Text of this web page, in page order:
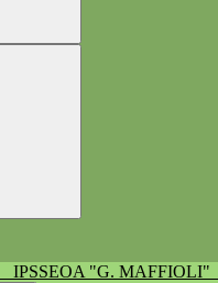
IPSSEOA "G. MAFFIOLI"